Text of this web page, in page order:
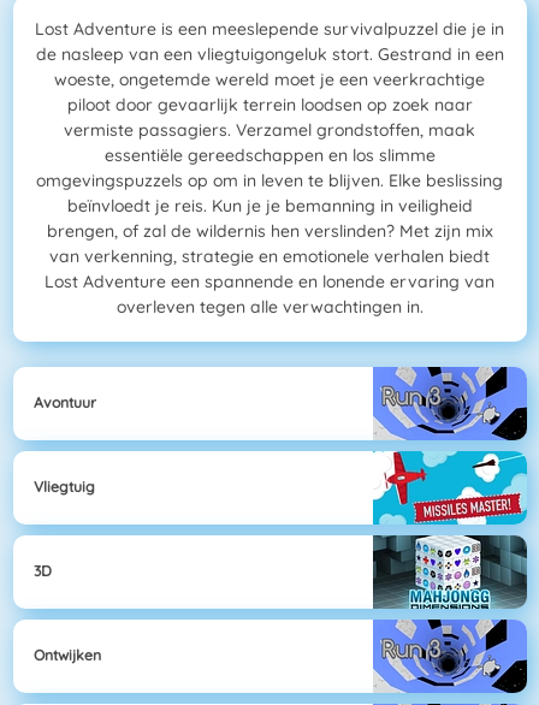
Lost Adventure is een meeslepende survivalpuzzel die je in
de nasleep van een vliegtuigongeluk stort. Gestrand in een
woeste, ongetemde wereld moet je een veerkrachtige
piloot door gevaarlijk terrein loodsen op zoek naar
vermiste passagiers. Verzamel grondstoffen, maak
essentiële gereedschappen en los slimme
omgevingspuzzels op om in leven te blijven. Elke beslissing
beïnvloedt je reis. Kun je je bemanning in veiligheid
brengen, of zal de wildernis hen verslinden? Met zijn mix
van verkenning, strategie en emotionele verhalen biedt
Lost Adventure een spannende en lonende ervaring van
overleven tegen alle verwachtingen in.
Avontuur
Vliegtuig
3D
Ontwijken